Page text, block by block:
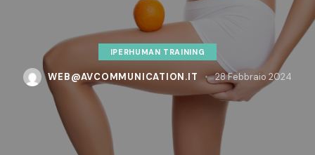
IPERHUMAN TRAINING
WEB@AVCOMMUNICATION.IT 28 Febbraio 2024